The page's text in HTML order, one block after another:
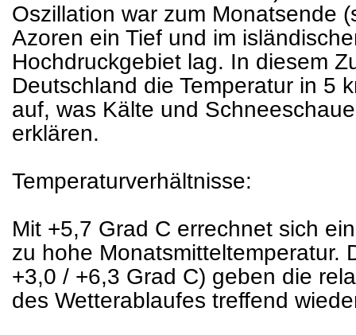
Oszillation war zum Monatsende
Azoren ein Tief und im
Hochdruckgebiet lag. In diesem
Deutschland die Temperatur in 5
auf, was Kälte und
erklären.
Temperaturverhältnisse:
Mit +5,7 Grad C errechnet sich
zu hohe Monatsmitteltemperatur.
+3,0 / +6,3 Grad C) geben die
des Wetterablaufes treffend